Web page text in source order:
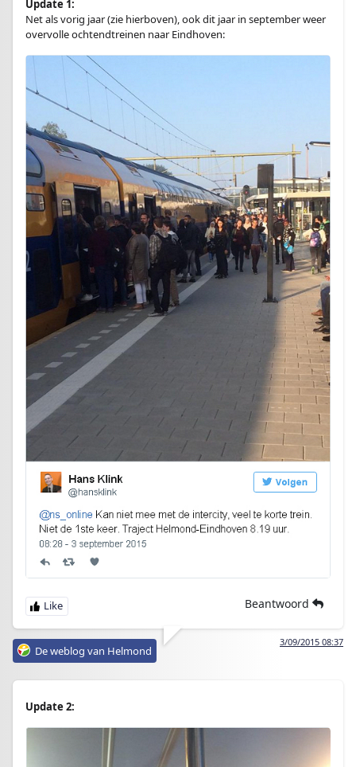
Update 1:
Net als vorig jaar (zie hierboven), ook dit jaar in september weer
overvolle ochtendtreinen naar Eindhoven:
Beantwoord
3/09/2015 08:37
De weblog van Helmond
Update 2: